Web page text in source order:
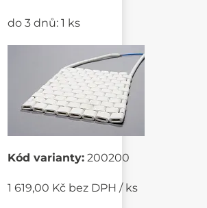
do 3 dnů: 1 ks
Kód varianty: 200200
1 619,00 Kč bez DPH / ks